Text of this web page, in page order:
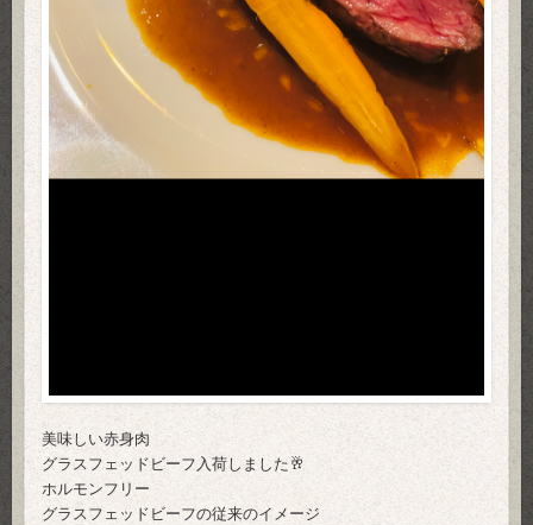
美味しい赤身肉
グラスフェッドビーフ入荷しました🥂
ホルモンフリー
グラスフェッドビーフの従来のイメージ